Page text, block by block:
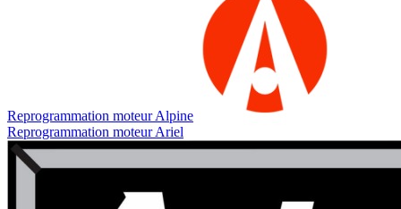
Reprogrammation moteurAlpine
Reprogrammation moteurAriel